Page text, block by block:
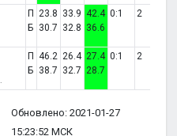
П
Б
23.8
30.7
33.9
32.8
42.4
36.6
0:1 2
П
Б
46.2
38.7
26.4
32.7
27.4
28.7
0:1 2
Обновлено: 2021-01-27
15:23:52 МСК